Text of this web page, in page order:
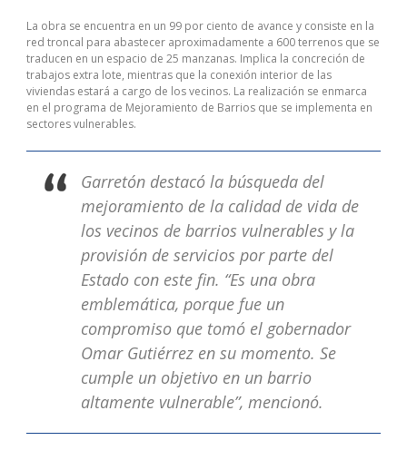
La obra se encuentra en un 99 por ciento de avance y consiste en la
red troncal para abastecer aproximadamente a 600 terrenos que se
traducen en un espacio de 25 manzanas. Implica la concreción de
trabajos extra lote, mientras que la conexión interior de las
viviendas estará a cargo de los vecinos. La realización se enmarca
en el programa de Mejoramiento de Barrios que se implementa en
sectores vulnerables.
Garretón destacó la búsqueda del
mejoramiento de la calidad de vida de
los vecinos de barrios vulnerables y la
provisión de servicios por parte del
Estado con este fin. “Es una obra
emblemática, porque fue un
compromiso que tomó el gobernador
Omar Gutiérrez en su momento. Se
cumple un objetivo en un barrio
altamente vulnerable”, mencionó.